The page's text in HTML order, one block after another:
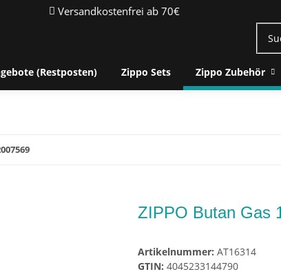
Versandkostenfrei ab 70€
(Restposten) Zippo Sets Zippo Zubehör
ZIPPO Butan Gas
Artikelnummer: AT16314
GTIN: 4045233144790